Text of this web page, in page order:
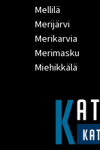
Mellilä
Merijärvi
Merikarvia
Merimasku
Miehikkälä